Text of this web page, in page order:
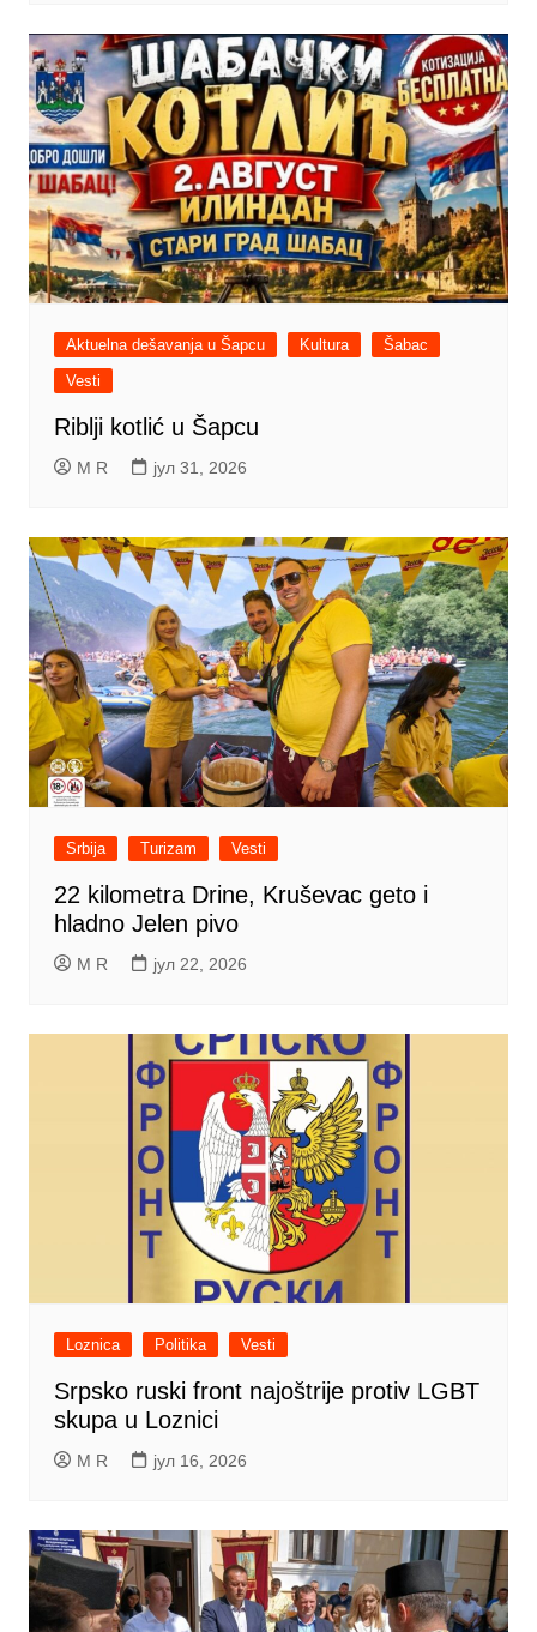
Aktuelna dešavanja u Šapcu Kultura
Šabac
Vesti
Riblji kotlić u Šapcu
M R јул 31, 2026
Srbija Turizam Vesti
22 kilometra Drine, Kruševac geto i
hladno Jelen pivo
M R јул 22, 2026
Loznica Politika Vesti
Srpsko ruski front najoštrije protiv LGBT
skupa u Loznici
M R јул 16, 2026